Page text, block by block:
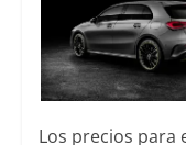
Los precios para